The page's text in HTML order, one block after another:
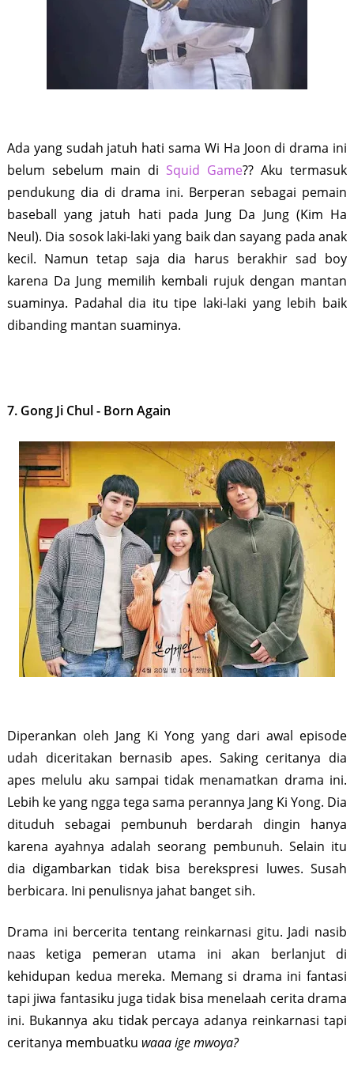
Ada yang sudah jatuh hati sama Wi Ha Joon di drama ini
belum sebelum main di Squid Game?? Aku termasuk
pendukung dia di drama ini. Berperan sebagai pemain
baseball yang jatuh hati pada Jung Da Jung (Kim Ha
Neul). Dia sosok laki-laki yang baik dan sayang pada anak
kecil. Namun tetap saja dia harus berakhir sad boy
karena Da Jung memilih kembali rujuk dengan mantan
suaminya. Padahal dia itu tipe laki-laki yang lebih baik
dibanding mantan suaminya.
7. Gong Ji Chul - Born Again
Diperankan oleh Jang Ki Yong yang dari awal episode
udah diceritakan bernasib apes. Saking ceritanya dia
apes melulu aku sampai tidak menamatkan drama ini.
Lebih ke yang ngga tega sama perannya Jang Ki Yong. Dia
dituduh sebagai pembunuh berdarah dingin hanya
karena ayahnya adalah seorang pembunuh. Selain itu
dia digambarkan tidak bisa berekspresi luwes. Susah
berbicara. Ini penulisnya jahat banget sih.
Drama ini bercerita tentang reinkarnasi gitu. Jadi nasib
naas ketiga pemeran utama ini akan berlanjut di
kehidupan kedua mereka. Memang si drama ini fantasi
tapi jiwa fantasiku juga tidak bisa menelaah cerita drama
ini. Bukannya aku tidak percaya adanya reinkarnasi tapi
ceritanya membuatku waaa ige mwoya?